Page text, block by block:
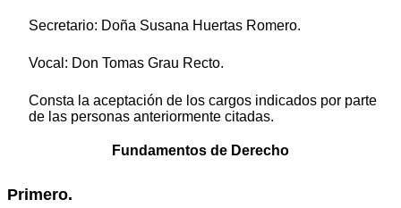
Secretario: Doña Susana Huertas Romero.
Vocal: Don Tomas Grau Recto.
Consta la aceptación de los cargos indicados por parte
de las personas anteriormente citadas.
Fundamentos de Derecho
Primero.